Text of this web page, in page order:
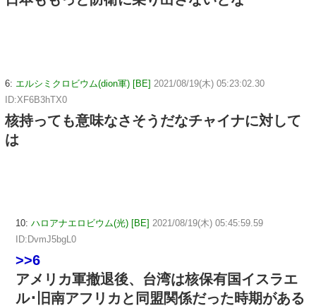
6: エルシミクロビウム(dion軍) [BE] 2021/08/19(木) 05:23:02.30
ID:XF6B3hTX0
核持っても意味なさそうだなチャイナに対して
は
10: ハロアナエロビウム(光) [BE] 2021/08/19(木) 05:45:59.59
ID:DvmJ5bgL0
>>6
アメリカ軍撤退後、台湾は核保有国イスラエ
ル･旧南アフリカと同盟関係だった時期がある